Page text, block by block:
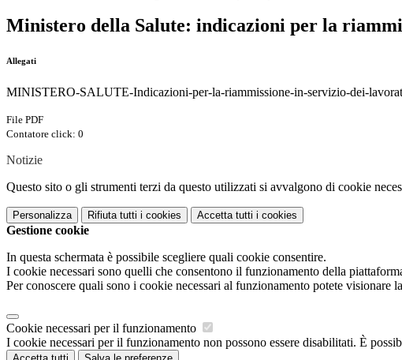
Ministero della Salute: indicazioni per la
Allegati
MINISTERO-SALUTE-Indicazioni-per-la-riammissione-in-servizio-dei-
File PDF
Contatore click: 0
Notizie
Questo sito o gli strumenti terzi da questo utilizzati si avvalgono di cookie
Personalizza Rifiuta tutti i cookies Accetta tutti i cookies
Gestione cookie
In questa schermata è possibile scegliere quali cookie consentire.
I cookie necessari sono quelli che consentono il funzionamento della
Per conoscere quali sono i cookie necessari al funzionamento potete visionare la
Cookie necessari per il funzionamento
I cookie necessari per il funzionamento non possono essere disabilitati. È